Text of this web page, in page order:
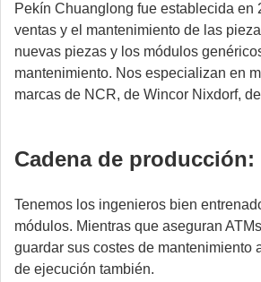
Pekín Chuanglong fue establecida
ventas y el mantenimiento de las
nuevas piezas y los módulos
mantenimiento. Nos especializan en
marcas de NCR, de Wincor Nixdorf,
Cadena de producción:
Tenemos los ingenieros bien
módulos. Mientras que aseguran
guardar sus costes de mantenimiento
de ejecución también.